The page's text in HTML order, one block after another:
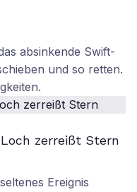
absinkende Swift-
und so retten.
zerreißt Stern
Ereignis